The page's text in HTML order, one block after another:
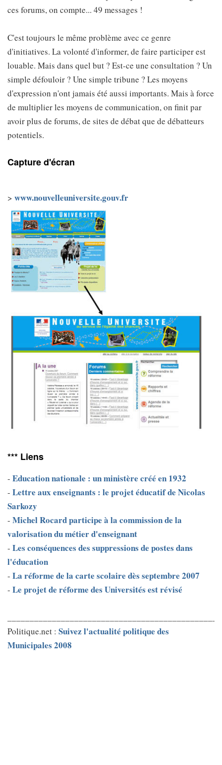
ces forums, on compte... 49 messages !
C'est toujours le même problème avec ce genre
d'initiatives. La volonté d'informer, de faire participer est
louable. Mais dans quel but ? Est-ce une consultation ? Un
simple défouloir ? Une simple tribune ? Les moyens
d'expression n'ont jamais été aussi importants. Mais à force
de multiplier les moyens de communication, on finit par
avoir plus de forums, de sites de débat que de débatteurs
potentiels.
Capture d'écran
> www.nouvelleuniversite.gouv.fr
*** Liens
- Education nationale : un ministère créé en 1932
- Lettre aux enseignants : le projet éducatif de Nicolas
Sarkozy
- Michel Rocard participe à la commission de la
valorisation du métier d'enseignant
- Les conséquences des suppressions de postes dans
l'éducation
- La réforme de la carte scolaire dès septembre 2007
- Le projet de réforme des Universités est révisé
Politique.net : Suivez l'actualité politique des
Municipales 2008